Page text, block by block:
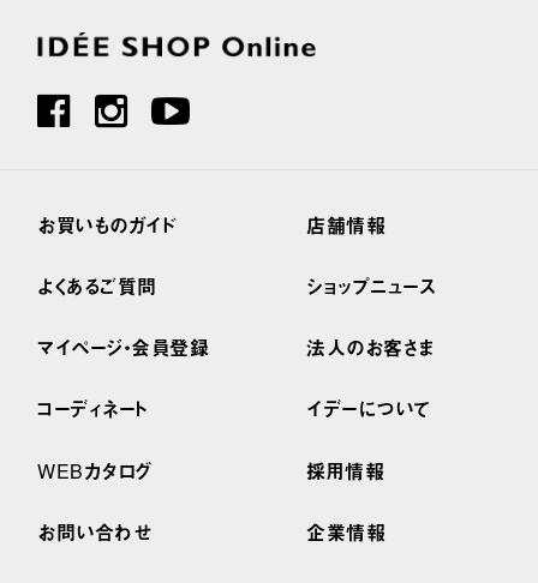
お買いものガイド
よくあるご質問
マイページ・会員登録
コーディネート
WEBカタログ
お問い合わせ
店舗情報
ショップニュース
法人のお客さま
イデーについて
採用情報
企業情報